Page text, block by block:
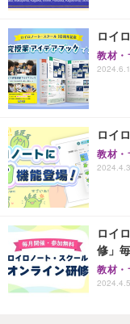
ロイ
教材・
ロイ
教材・
ロイ
修」
教材・